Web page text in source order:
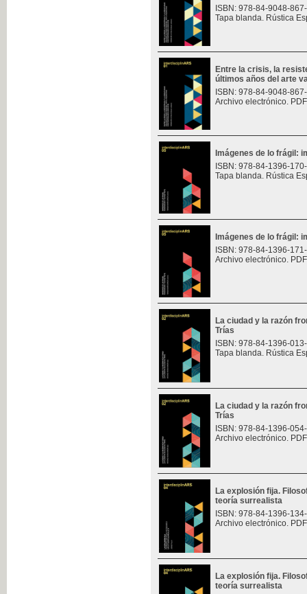
ISBN: 978-84-9048-
Tapa blanda. Rústica
Entre la crisis, la
últimos años del arte
ISBN: 978-84-9048-
Archivo electrónico.
Imágenes de lo frágil:
ISBN: 978-84-1396-
Tapa blanda. Rústica
Imágenes de lo frágil:
ISBN: 978-84-1396-
Archivo electrónico.
La ciudad y la razón
Trías
ISBN: 978-84-1396-
Tapa blanda. Rústica
La ciudad y la razón
Trías
ISBN: 978-84-1396-
Archivo electrónico.
La explosión fija.
teoría surrealista
ISBN: 978-84-1396-
Archivo electrónico.
La explosión fija.
teoría surrealista